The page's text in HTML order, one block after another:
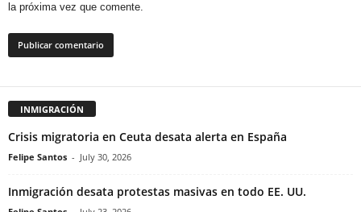
la próxima vez que comente.
INMIGRACIÓN
Crisis migratoria en Ceuta desata alerta en España
Felipe Santos - July 30, 2026
Inmigración desata protestas masivas en todo EE. UU.